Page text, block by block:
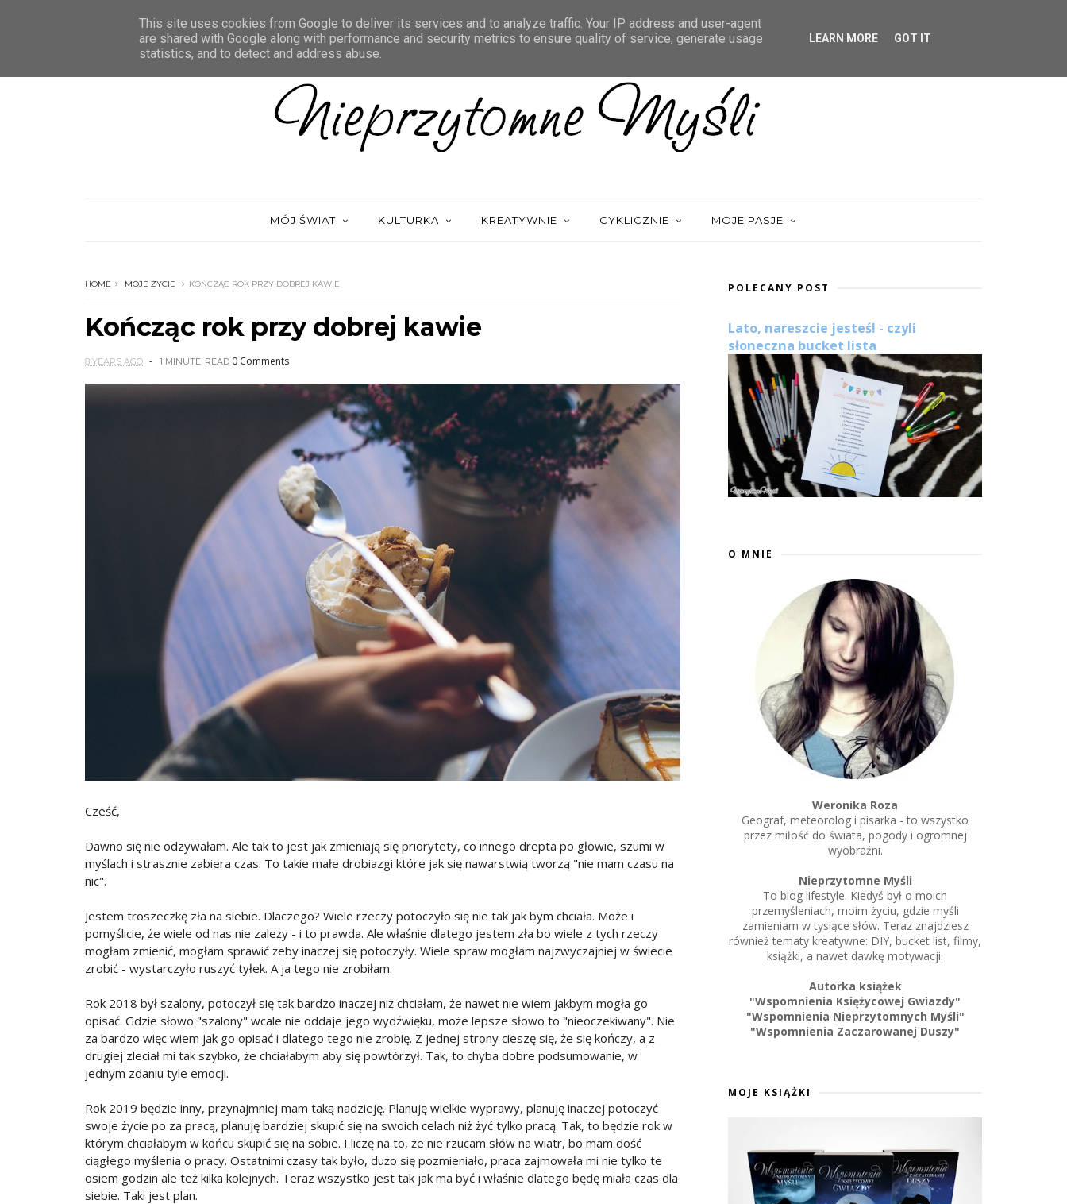
O MNIE KONTAKT MOJE KSIĄŻKI
MÓJ ŚWIAT KULTURKA KREATYWNIE CYKLICZNIE MOJE PASJE
HOME MOJE ŻYCIE KOŃCZĄC ROK PRZY DOBREJ KAWIE
Kończąc rok przy dobrej kawie
8 YEARS AGO 1 MINUTE READ 0 Comments
Cześć,
Dawno się nie odzywałam. Ale tak to jest jak zmieniają się priorytety, co innego drepta po głowie, szumi w
myślach i strasznie zabiera czas. To takie małe drobiazgi które jak się nawarstwią tworzą "nie mam czasu na
nic".
Jestem troszeczkę zła na siebie. Dlaczego? Wiele rzeczy potoczyło się nie tak jak bym chciała. Może i
pomyślicie, że wiele od nas nie zależy - i to prawda. Ale właśnie dlatego jestem zła bo wiele z tych rzeczy
mogłam zmienić, mogłam sprawić żeby inaczej się potoczyły. Wiele spraw mogłam najzwyczajniej w świecie
zrobić - wystarczyło ruszyć tyłek. A ja tego nie zrobiłam.
Rok 2018 był szalony, potoczył się tak bardzo inaczej niż chciałam, że nawet nie wiem jakbym mogła go
opisać. Gdzie słowo "szalony" wcale nie oddaje jego wydźwięku, może lepsze słowo to "nieoczekiwany". Nie
za bardzo więc wiem jak go opisać i dlatego tego nie zrobię. Z jednej strony cieszę się, że się kończy, a z
drugiej zleciał mi tak szybko, że chciałabym aby się powtórzył. Tak, to chyba dobre podsumowanie, w
jednym zdaniu tyle emocji.
Rok 2019 będzie inny, przynajmniej mam taką nadzieję. Planuję wielkie wyprawy, planuję inaczej potoczyć
swoje życie po za pracą, planuję bardziej skupić się na swoich celach niż żyć tylko pracą. Tak, to będzie rok w
którym chciałabym w końcu skupić się na sobie. I liczę na to, że nie rzucam słów na wiatr, bo mam dość
ciągłego myślenia o pracy. Ostatnimi czasy tak było, dużo się pozmieniało, praca zajmowała mi nie tylko te
osiem godzin ale też kilka kolejnych. Teraz wszystko jest tak jak ma być i właśnie dlatego będę miała czas dla
siebie. Taki jest plan.
POLECANY POST
Lato, nareszcie jesteś! - czyli
słoneczna bucket lista
O MNIE
Weronika Roza
Geograf, meteorolog i pisarka - to wszystko
przez miłość do świata, pogody i ogromnej
wyobraźni.
Nieprzytomne Myśli
To blog lifestyle. Kiedyś był o moich
przemyśleniach, moim życiu, gdzie myśli
zamieniam w tysiące słów. Teraz znajdziesz
również tematy kreatywne: DIY, bucket list, filmy,
książki, a nawet dawkę motywacji.
Autorka książek
"Wspomnienia Księżycowej Gwiazdy"
"Wspomnienia Nieprzytomnych Myśli"
"Wspomnienia Zaczarowanej Duszy"
MOJE KSIĄŻKI
This site uses cookies from Google to deliver its services and to analyze traffic. Your IP address and user-agent
are shared with Google along with performance and security metrics to ensure quality of service, generate usage
statistics, and to detect and address abuse.
LEARN MORE GOT IT